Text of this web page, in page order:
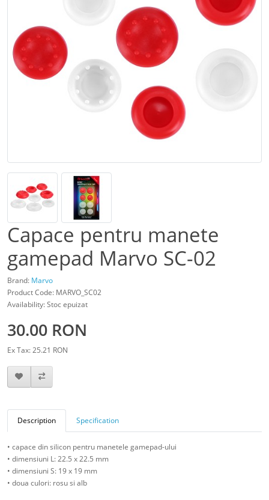
Capace pentru manete
gamepad Marvo SC-02
Brand: Marvo
Product Code: MARVO_SC02
Availability: Stoc epuizat
30.00 RON
Ex Tax: 25.21 RON
Description Specification
• capace din silicon pentru manetele gamepad-ului
• dimensiuni L: 22.5 x 22.5 mm
• dimensiuni S: 19 x 19 mm
• doua culori: rosu si alb